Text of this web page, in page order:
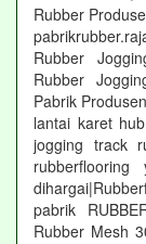
Rubber
Rubber
Rubber
Pabrik
lantai karet
jogging track
pabrik
Rubber Mesh